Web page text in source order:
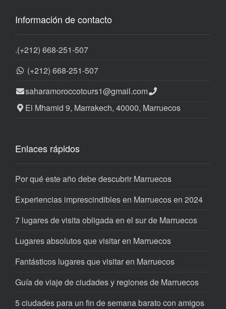
Información de contacto
.(+212) 668-251-507
(+212) 668-251-507
saharamoroccotours1@gmail.com
El Mhamid 9, Marrakech, 40000, Marruecos
Enlaces rápidos
Por qué este año debe descubrir Marruecos
Experiencias imprescindibles en Marruecos en 2024
7 lugares de visita obligada en el sur de Marruecos
Lugares absolutos que visitar en Marruecos
Fantásticos lugares que visitar en Marruecos
Guía de viaje de ciudades y regiones de Marruecos
5 ciudades para un fin de semana barato con amigos